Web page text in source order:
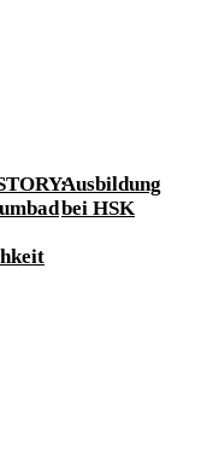
Ausbildung
bei HSK